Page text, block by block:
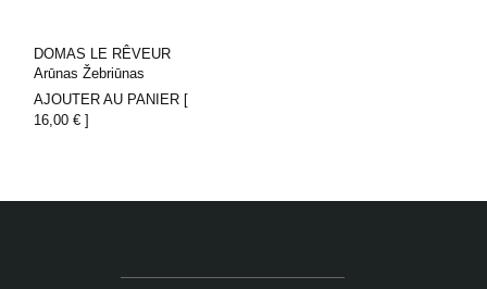
DOMAS LE RÊVEUR
Arūnas Žebriūnas
AJOUTER AU PANIER [
16,00€ ]